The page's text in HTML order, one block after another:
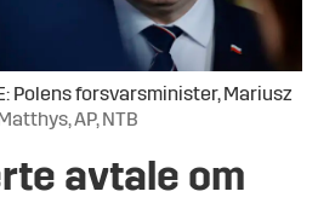
Polens forsvarsminister, Mariusz
AP, NTB
avtale om